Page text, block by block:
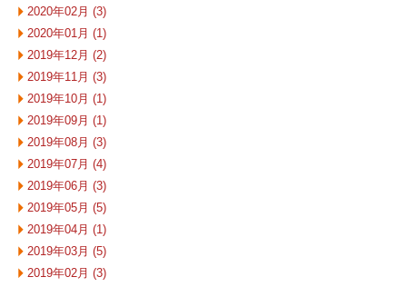
2020年02月 (3)
2020年01月 (1)
2019年12月 (2)
2019年11月 (3)
2019年10月 (1)
2019年09月 (1)
2019年08月 (3)
2019年07月 (4)
2019年06月 (3)
2019年05月 (5)
2019年04月 (1)
2019年03月 (5)
2019年02月 (3)